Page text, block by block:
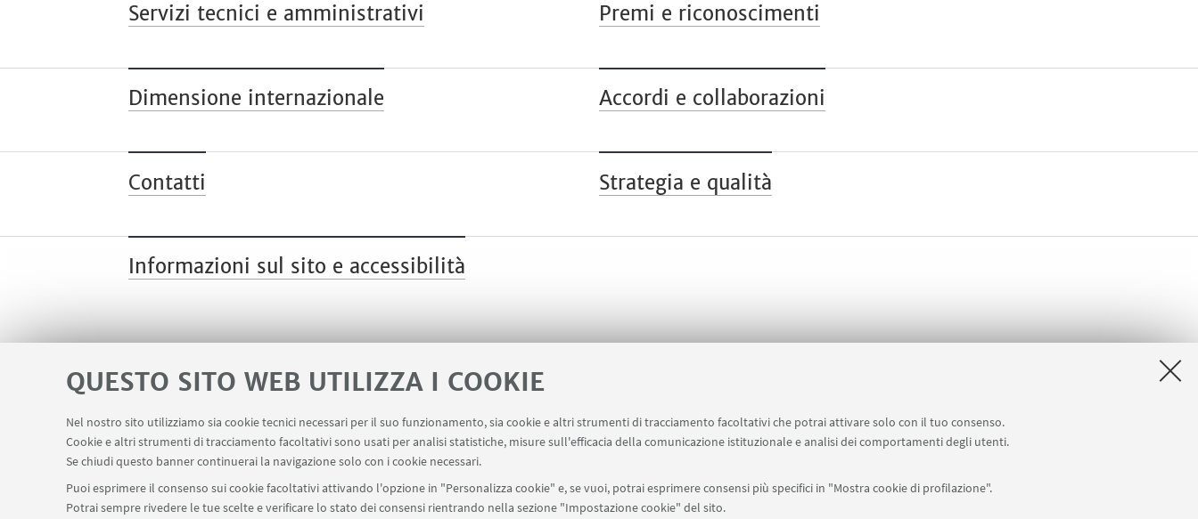
QUESTO SITO WEB UTILIZZA I COOKIE
Nel nostro sito utilizziamo sia cookie tecnici necessari per il suo funzionamento, sia cookie e altri strumenti di tracciamento facoltativi che potrai attivare solo con il tuo consenso.
Cookie e altri strumenti di tracciamento facoltativi sono usati per analisi statistiche, misure sull'efficacia della comunicazione istituzionale e analisi dei comportamenti degli utenti.
Se chiudi questo banner continuerai la navigazione solo con i cookie necessari.
Puoi esprimere il consenso sui cookie facoltativi attivando l'opzione in "Personalizza cookie" e, se vuoi, potrai esprimere consensi più specifici in "Mostra cookie di profilazione".
Potrai sempre rivedere le tue scelte e verificare lo stato dei consensi rientrando nella sezione "Impostazione cookie" del sito.
Servizi tecnici e amministrativi Premi e riconoscimenti
Dimensione internazionale Accordi e collaborazioni
Contatti Strategia e qualità
Informazioni sul sito e accessibilità
LINK UTILI Area riservata Servizio online Visiting Servizio online Incarichi Extraistituzionali Servizio online U-WEB Missioni Contatti
SEGUI IL DIPARTIMENTO SU: